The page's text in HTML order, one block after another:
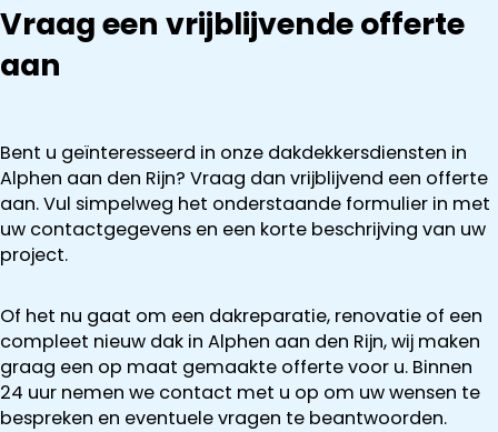
aanraden.
Vraag een vrijblijvende offerte
aan
Bent u geïnteresseerd in onze dakdekkersdiensten in
Alphen aan den Rijn? Vraag dan vrijblijvend een offerte
aan. Vul simpelweg het onderstaande formulier in met
uw contactgegevens en een korte beschrijving van uw
project.
Of het nu gaat om een dakreparatie, renovatie of een
compleet nieuw dak in Alphen aan den Rijn, wij maken
graag een op maat gemaakte offerte voor u. Binnen
24 uur nemen we contact met u op om uw wensen te
bespreken en eventuele vragen te beantwoorden.